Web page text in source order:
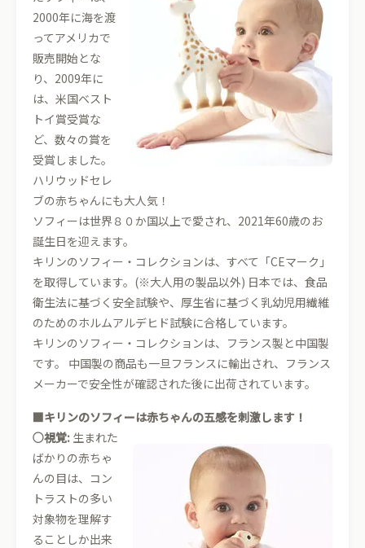
2000年に海を渡
ってアメリカで
販売開始とな
り、2009年に
は、米国ベスト
トイ賞受賞な
ど、数々の賞を
受賞しました。
ハリウッドセレ
ブの赤ちゃんにも大人気！
ソフィーは世界８０か国以上で愛され、2021年60歳のお
誕生日を迎えます。
キリンのソフィー・コレクションは、すべて「CEマーク」
を取得しています。(※大人用の製品以外) 日本では、食品
衛生法に基づく安全試験や、厚生省に基づく乳幼児用繊維
のためのホルムアルデヒド試験に合格しています。
キリンのソフィー・コレクションは、フランス製と中国製
です。 中国製の商品も一旦フランスに輸出され、フランス
メーカーで安全性が確認された後に出荷されています。
■キリンのソフィーは赤ちゃんの五感を刺激します！
○視覚: 生まれた
ばかりの赤ちゃ
んの目は、コン
トラストの多い
対象物を理解す
ることしか出来